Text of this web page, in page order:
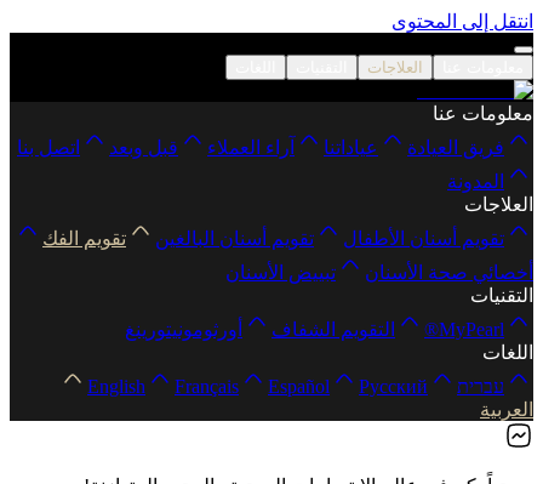
انتقل إلى المحتوى
العلاجات
معلومات عنا
فريق العيادة
عياداتنا آراء العملاء قبل وبعد
اتصل بنا
المدونة
العلاجات
تقويم أسنان الأطفال
تقويم أسنان البالغين
تقويم الفك
أخصائي صحة الأسنان
تبييض الأسنان
التقنيات
MyPearl®
التقويم الشفاف
أورثومونيتورينغ
اللغات
עברית
English Français Español
Русский
العربية